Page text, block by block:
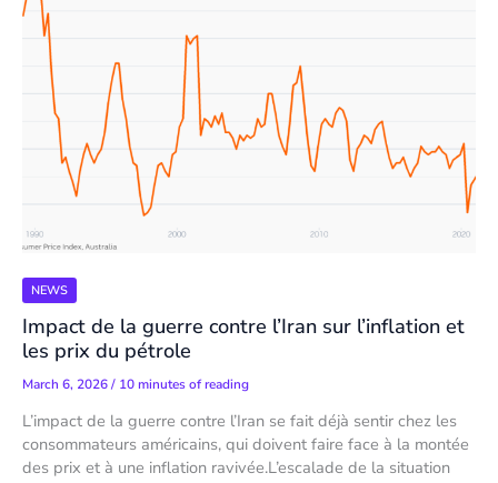
NEWS
Impact de la guerre contre l’Iran sur l’inflation et
les prix du pétrole
March 6, 2026/ 10 minutes of reading
L’impact de la guerre contre l’Iran se fait déjà sentir chez les
consommateurs américains, qui doivent faire face à la montée
des prix et à une inflation ravivée.L’escalade de la situation